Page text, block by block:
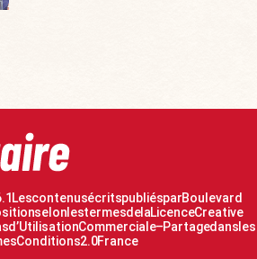
Les contenus écrits publiés par Boulevard
selon les termes de la Licence Creative
d’Utilisation Commerciale – Partage dans les
Conditions 2.0 France